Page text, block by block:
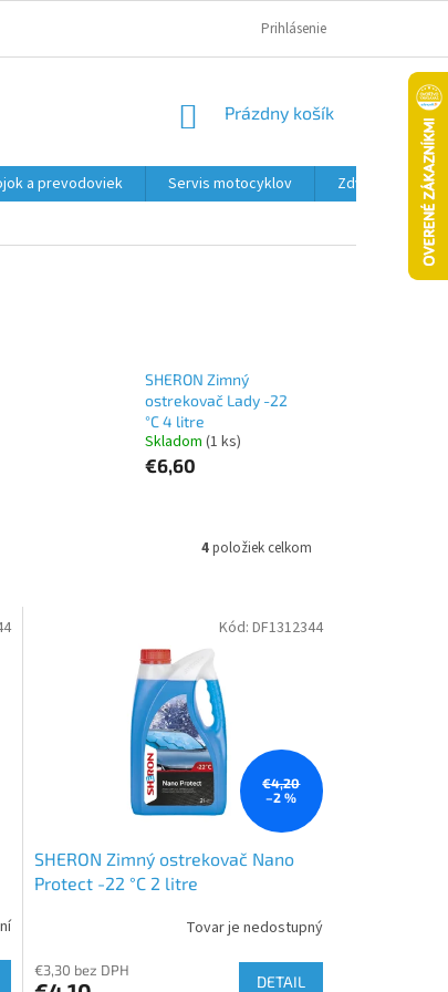
A PODMIENKY OBCHODNÉ PODMIENKY
Prihlásenie
NÁKUPNÝ
Prázdny košík
a prevodoviek Servis motocyklov Zdviháky
SHERON Zimný
ostrekovač Lady -22
°C 4 litre
Skladom (1 ks)
€6,60
4položiek celkom
€4,20
–2 %
SHERON Zimný ostrekovač Nano
Protect -22 °C 2 litre
Tovar je nedostupný
€3,30 bez DPH
DETAIL
Kód: DF1312344